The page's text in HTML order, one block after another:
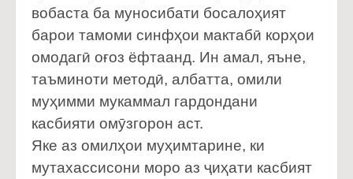
вобаста ба муносибати босалоҳият
барои тамоми синфҳои мактабӣ корҳои
омодагӣ оғоз ёфтаанд. Ин амал, яъне,
таъминоти методӣ, албатта, омили
муҳимми мукаммал гардондани
касбияти омӯзгорон аст.
Яке аз омилҳои муҳимтарине, ки
мутахассисони моро аз ҷиҳати касбият